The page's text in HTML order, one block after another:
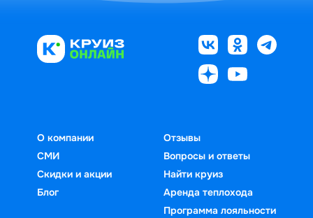
О компании
СМИ
Скидки и акции
Блог
Отзывы
Вопросы и ответы
Найти круиз
Аренда теплохода
Программа лояльности